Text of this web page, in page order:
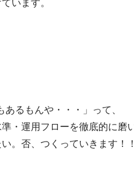
るもんや・・・」って、
・運用フローを徹底的に磨
。否、つくっていきます！！